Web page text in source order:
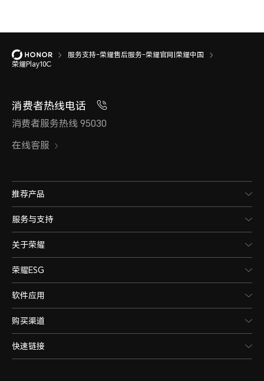
服务支持-荣耀售后服务-荣耀官网|荣耀中国
荣耀Play10C
消费者热线电话
消费者服务热线 95030
在线客服
推荐产品
服务与支持
关于荣耀
荣耀ESG
软件应用
购买渠道
快速链接